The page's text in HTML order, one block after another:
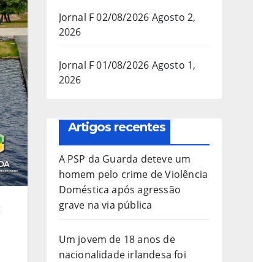
Jornal F 02/08/2026 Agosto 2,
2026
Jornal F 01/08/2026 Agosto 1,
2026
Artigos recentes
A PSP da Guarda deteve um
homem pelo crime de Violência
Doméstica após agressão
grave na via pública
Um jovem de 18 anos de
nacionalidade irlandesa foi